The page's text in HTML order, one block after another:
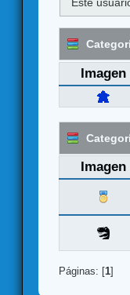
Imagen
Imagen
Páginas: [1]